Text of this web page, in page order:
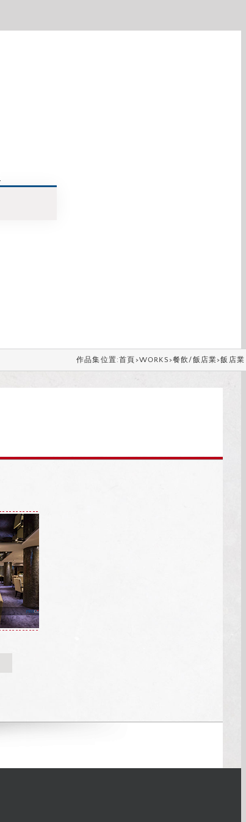
作品集位置:首頁 >WORKS >餐飲/飯店業>飯店業